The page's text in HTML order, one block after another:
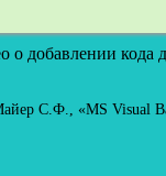
о добавлении
С.Ф., «MS